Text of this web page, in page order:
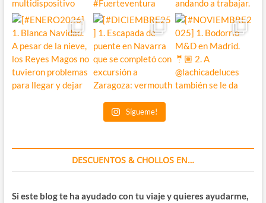
Sígueme!
DESCUENTOS & CHOLLOS EN…
Si este blog te ha ayudado con tu viaje y quieres ayudarme,